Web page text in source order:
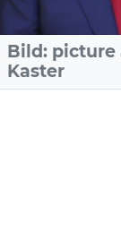
Bild: picture
Kaster